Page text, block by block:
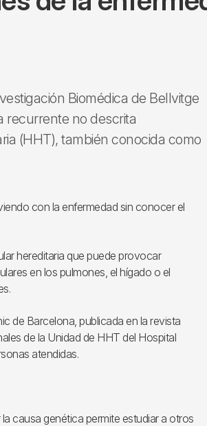
Biomédica de Bellvitge
recurrente no descrita
(HHT), también conocida como
con la enfermedad sin conocer el
hereditaria que puede provocar
en los pulmones, el hígado o el
de Barcelona, publicada en la revista
de la Unidad de HHT del Hospital
atendidas.
causa genética permite estudiar a otros